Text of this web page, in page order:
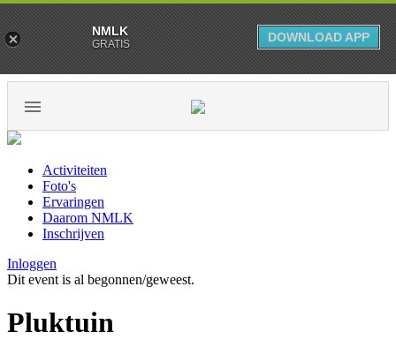
Activiteiten
Foto's
Ervaringen
Daarom NMLK
Inschrijven
Inloggen
Dit event is al begonnen/geweest.
Pluktuin
NMLK
GRATIS DOWNLOAD APP